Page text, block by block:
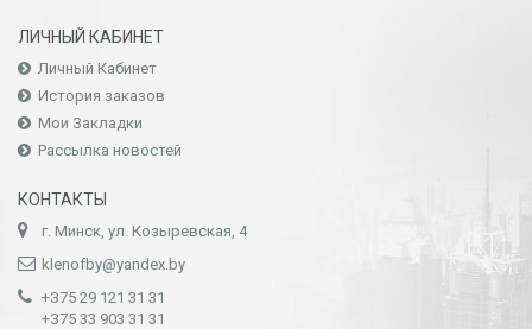
ЛИЧНЫЙ КАБИНЕТ
Личный Кабинет
История заказов
Мои Закладки
Рассылка новостей
КОНТАКТЫ
г. Минск, ул. Козыревская, 4
klenofby@yandex.by
+З75 29 121 31 31
+З75 33 903 31 31